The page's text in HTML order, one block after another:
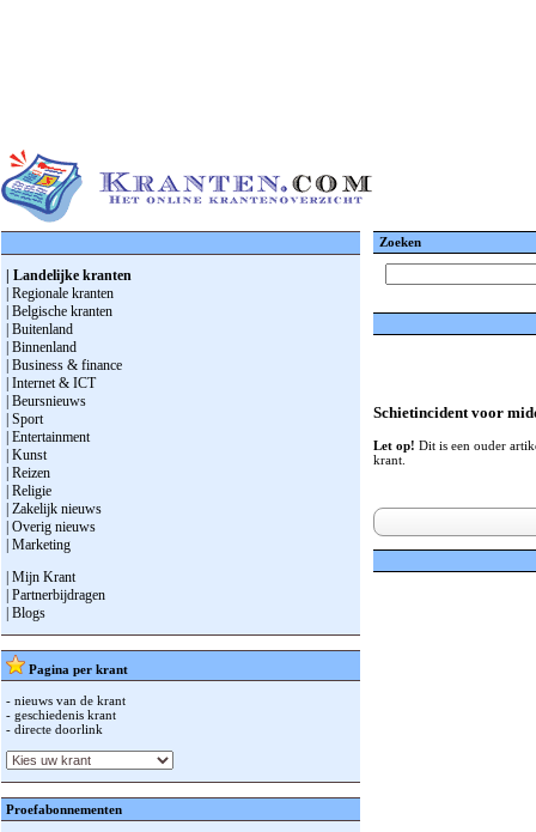
| Landelijke kranten
| Regionale kranten
| Belgische kranten
| Buitenland
| Binnenland
| Business & finance
| Internet & ICT
| Beursnieuws
| Sport
| Entertainment
| Kunst
| Reizen
| Religie
| Zakelijk nieuws
| Overig nieuws
| Marketing
| Mijn Krant
| Partnerbijdragen
| Blogs
Pagina per krant
- nieuws van de krant
- geschiedenis krant
- directe doorlink
Proefabonnementen
Zoeken
Schietincident voor
Let op! Dit is een ouder
krant.